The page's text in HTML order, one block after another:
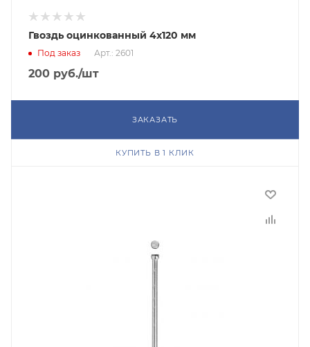
Гвоздь оцинкованный 4х120 мм
Под заказ Арт.: 2601
200 руб./шт
ЗАКАЗАТЬ
КУПИТЬ В 1 КЛИК